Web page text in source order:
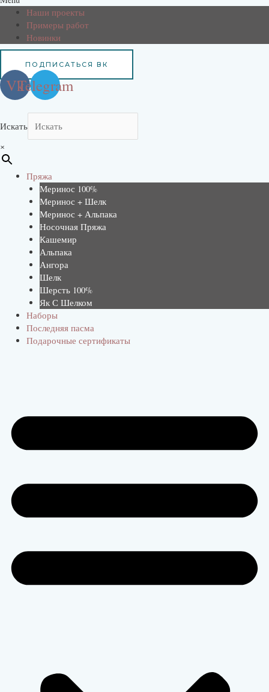
Наши проекты
Примеры работ
Новинки
ПОДПИСАТЬСЯ ВК
VkTelegram
Искать
×
Пряжа
Меринос 100%
Меринос + Шелк
Меринос + Альпака
Носочная Пряжа
Кашемир
Альпака
Ангора
Шелк
Шерсть 100%
Як С Шелком
Наборы
Последняя пасма
Подарочные сертификаты